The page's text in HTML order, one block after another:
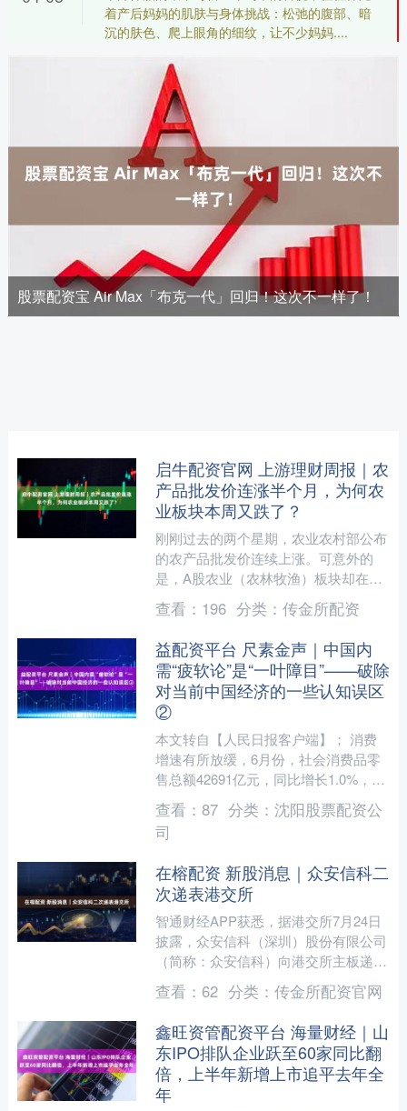
着产后妈妈的肌肤与身体挑战：松弛的腹部、暗
沉的肤色、爬上眼角的细纹，让不少妈妈....
股票配资宝 Air Max「布克一代」回归！这次不一样了！
启牛配资官网 上游理财周报｜农
产品批发价连涨半个月，为何农
业板块本周又跌了？
刚刚过去的两个星期，农业农村部公布
的农产品批发价连续上涨。可意外的
是，A股农业（农林牧渔）板块却在短
暂反弹后重归跌势，尤其是7月24日更
是以大跌的方式吞噬了23....
查看： 196 分类： 传金所配资
益配资平台 尺素金声｜中国内
需“疲软论”是“一叶障目”——破除
对当前中国经济的一些认知误区
②
本文转自【人民日报客户端】； 消费
增速有所放缓，6月份，社会消费品零
售总额42691亿元，同比增长1.0%，上
月为下降0.6%；投资总量出现下行，全
国固定资产投....
查看： 87 分类： 沈阳股票配资公
司
在榕配资 新股消息｜众安信科二
次递表港交所
智通财经APP获悉，据港交所7月24日
披露，众安信科（深圳）股份有限公司
（简称：众安信科）向港交所主板递交
上市申请，工银国际、国联证券国际为
其联席保荐人。 该公....
查看： 62 分类： 传金所配资官网
鑫旺资管配资平台 海量财经｜山
东IPO排队企业跃至60家同比翻
倍，上半年新增上市追平去年全
年